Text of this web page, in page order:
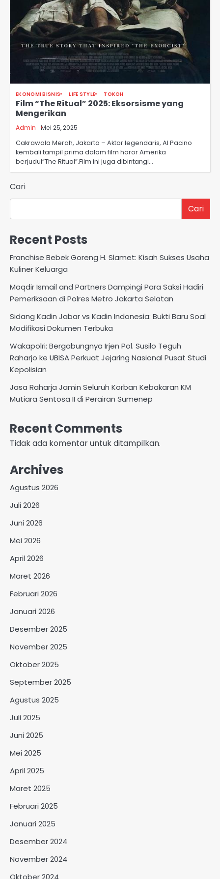
EKONOMI BISNIS LIFE STYLE TOKOH
Film “The Ritual” 2025: Eksorsisme yang
Mengerikan
Admin Mei 25, 2025
Cakrawala Merah, Jakarta – Aktor legendaris, Al Pacino
kembali tampil prima dalam film horor Amerika
berjudul”The Ritual”.Film ini juga dibintangi…
Cari
Cari
Recent Posts
Franchise Bebek Goreng H. Slamet: Kisah Sukses Usaha
Kuliner Keluarga
Maqdir Ismail and Partners Dampingi Para Saksi Hadiri
Pemeriksaan di Polres Metro Jakarta Selatan
Sidang Kadin Jabar vs Kadin Indonesia: Bukti Baru Soal
Modifikasi Dokumen Terbuka
Wakapolri: Bergabungnya Irjen Pol. Susilo Teguh
Raharjo ke UBISA Perkuat Jejaring Nasional Pusat Studi
Kepolisian
Jasa Raharja Jamin Seluruh Korban Kebakaran KM
Mutiara Sentosa II di Perairan Sumenep
Recent Comments
Tidak ada komentar untuk ditampilkan.
Archives
Agustus 2026
Juli 2026
Juni 2026
Mei 2026
April 2026
Maret 2026
Februari 2026
Januari 2026
Desember 2025
November 2025
Oktober 2025
September 2025
Agustus 2025
Juli 2025
Juni 2025
Mei 2025
April 2025
Maret 2025
Februari 2025
Januari 2025
Desember 2024
November 2024
Oktober 2024